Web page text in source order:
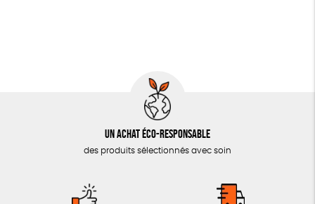
Un achat éco-responsable
des produits sélectionnés avec soin